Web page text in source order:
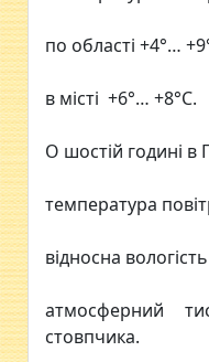
по області +4°…
в місті +6°… +8°С.
О шостій годині в
температура
відносна
атмосферний
стовпчика.